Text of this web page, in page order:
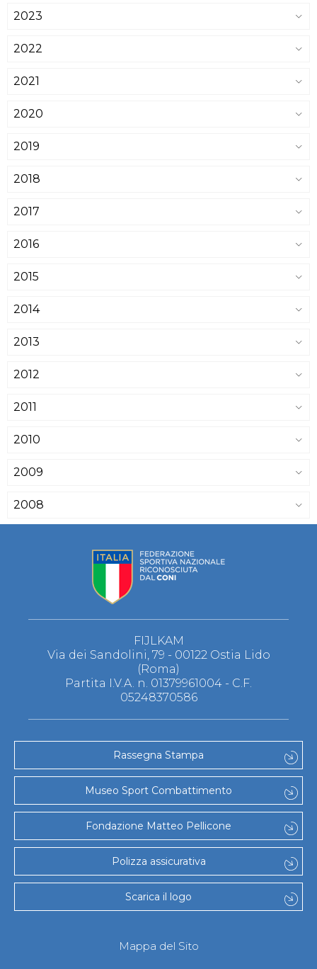
2023
2022
2021
2020
2019
2018
2017
2016
2015
2014
2013
2012
2011
2010
2009
2008
FIJLKAM
Via dei Sandolini, 79 - 00122 Ostia Lido
(Roma)
Partita I.V.A. n. 01379961004 - C.F.
05248370586
Rassegna Stampa
Museo Sport Combattimento
Fondazione Matteo Pellicone
Polizza assicurativa
Scarica il logo
Mappa del Sito